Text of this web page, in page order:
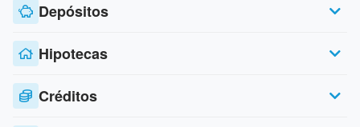
Depósitos
Hipotecas
Créditos